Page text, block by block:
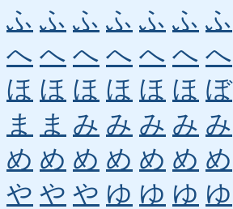
ふ ふ ふ ふ ふ ふ ふ
へ へ へ へ へ へ へ
ほ ほ ほ ほ ほ ほ ぼ
ま
ま み み み み み
め め め め め め め
や や や ゆ ゆ ゆ ゆ